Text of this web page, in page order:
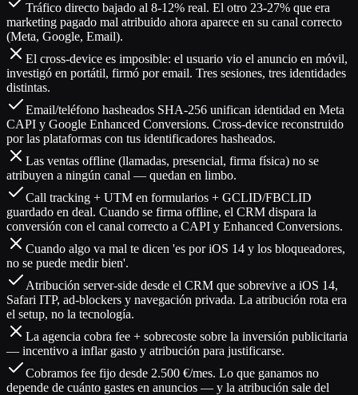
Tráfico directo bajado al 8-12% real. El otro 23-27% que era
marketing pagado mal atribuido ahora aparece en su canal correcto
(Meta, Google, Email).
El cross-device es imposible: el usuario vio el anuncio en móvil,
investigó en portátil, firmó por email. Tres sesiones, tres identidades
distintas.
Email/teléfono hasheados SHA-256 unifican identidad en Meta
CAPI y Google Enhanced Conversions. Cross-device reconstruido
por las plataformas con tus identificadores hasheados.
Las ventas offline (llamadas, presencial, firma física) no se
atribuyen a ningún canal — quedan en limbo.
Call tracking + UTM en formularios + GCLID/FBCLID
guardado en deal. Cuando se firma offline, el CRM dispara la
conversión con el canal correcto a CAPI y Enhanced Conversions.
Cuando algo va mal te dicen 'es por iOS 14 y los bloqueadores,
no se puede medir bien'.
Atribución server-side desde el CRM que sobrevive a iOS 14,
Safari ITP, ad-blockers y navegación privada. La atribución rota era
el setup, no la tecnología.
La agencia cobra fee + sobrecoste sobre la inversión publicitaria
— incentivo a inflar gasto y atribución para justificarse.
Cobramos fee fijo desde 2.500 €/mes. Lo que ganamos no
depende de cuánto gastes en anuncios — y la atribución sale del